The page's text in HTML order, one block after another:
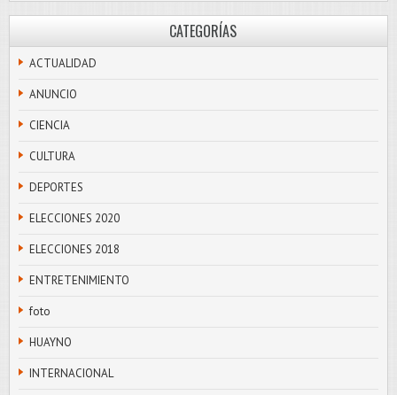
CATEGORÍAS
ACTUALIDAD
ANUNCIO
CIENCIA
CULTURA
DEPORTES
ELECCIONES 2020
ELECCIONES 2018
ENTRETENIMIENTO
foto
HUAYNO
INTERNACIONAL